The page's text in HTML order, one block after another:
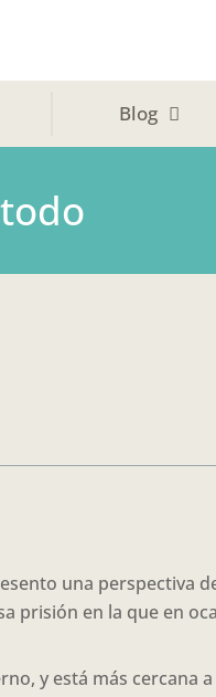
Blog
una perspectiva
prisión en la que en
y está más cercana